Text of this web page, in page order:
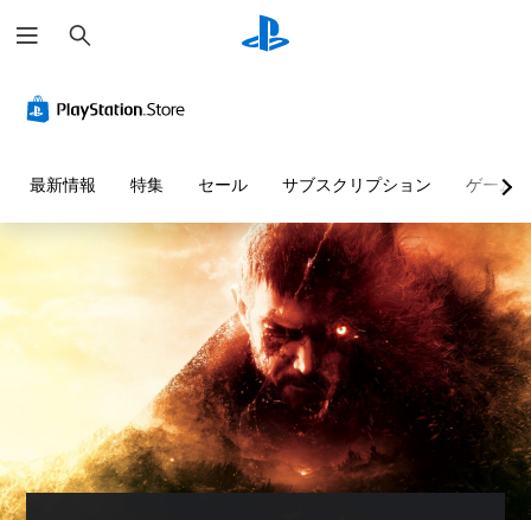
索
最新情報 特集 セール サブスクリプション ゲーム